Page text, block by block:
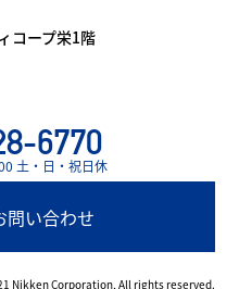
コープ栄1階
6770
土・日・祝日休
問い合わせ
Nikken Corporation, All rights reserved.